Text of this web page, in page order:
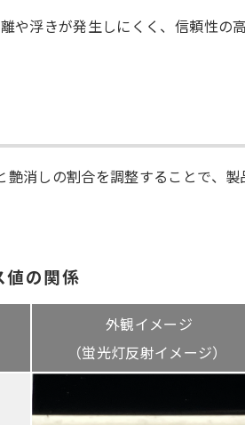
や浮きが発生しにくく、信頼性の
消しの割合を調整することで、製
値の関係
外観イメージ
（蛍光灯反射イメージ）